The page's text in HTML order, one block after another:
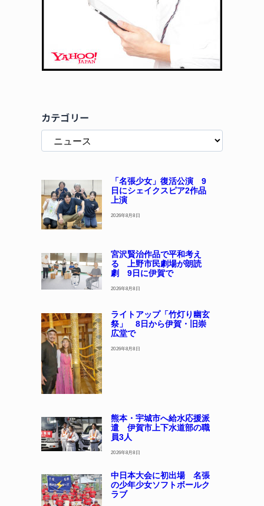
カテゴリー
「名張少女」復活公演 9
日にシェイクスピア2作品
上演
2026年8月8日
宮沢賢治作品で平和考え
る 上野市民劇場が朗読
劇 9日に伊賀で
2026年8月8日
ライトアップ「竹灯り幽玄
祭」 8日から伊賀・旧崇
広堂で
2026年8月8日
熊本・宇城市へ給水応援派
遣 伊賀市上下水道部の職
員3人
2026年8月8日
中日本大会に初出場 名張
の少年少女ソフトボールク
ラブ